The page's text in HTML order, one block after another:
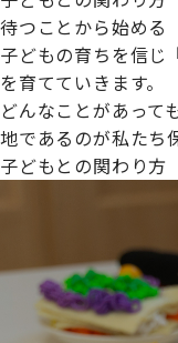
待つことから始める
子どもの育ちを信じ
を育てていきます。
どんなことがあって
地であるのが私たち
子どもとの関わり方